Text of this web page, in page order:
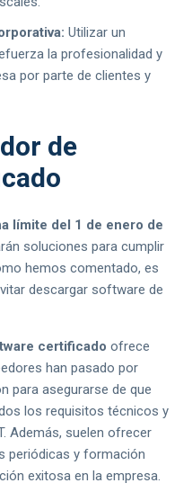
Utilizar un
la profesionalidad y
por parte de clientes y
de
límite del 1 de enero de
soluciones para cumplir
hemos comentado, es
descargar software de
certificado ofrece
han pasado por
para asegurarse de que
los requisitos técnicos y
Además, suelen ofrecer
periódicas y formación
exitosa en la empresa.